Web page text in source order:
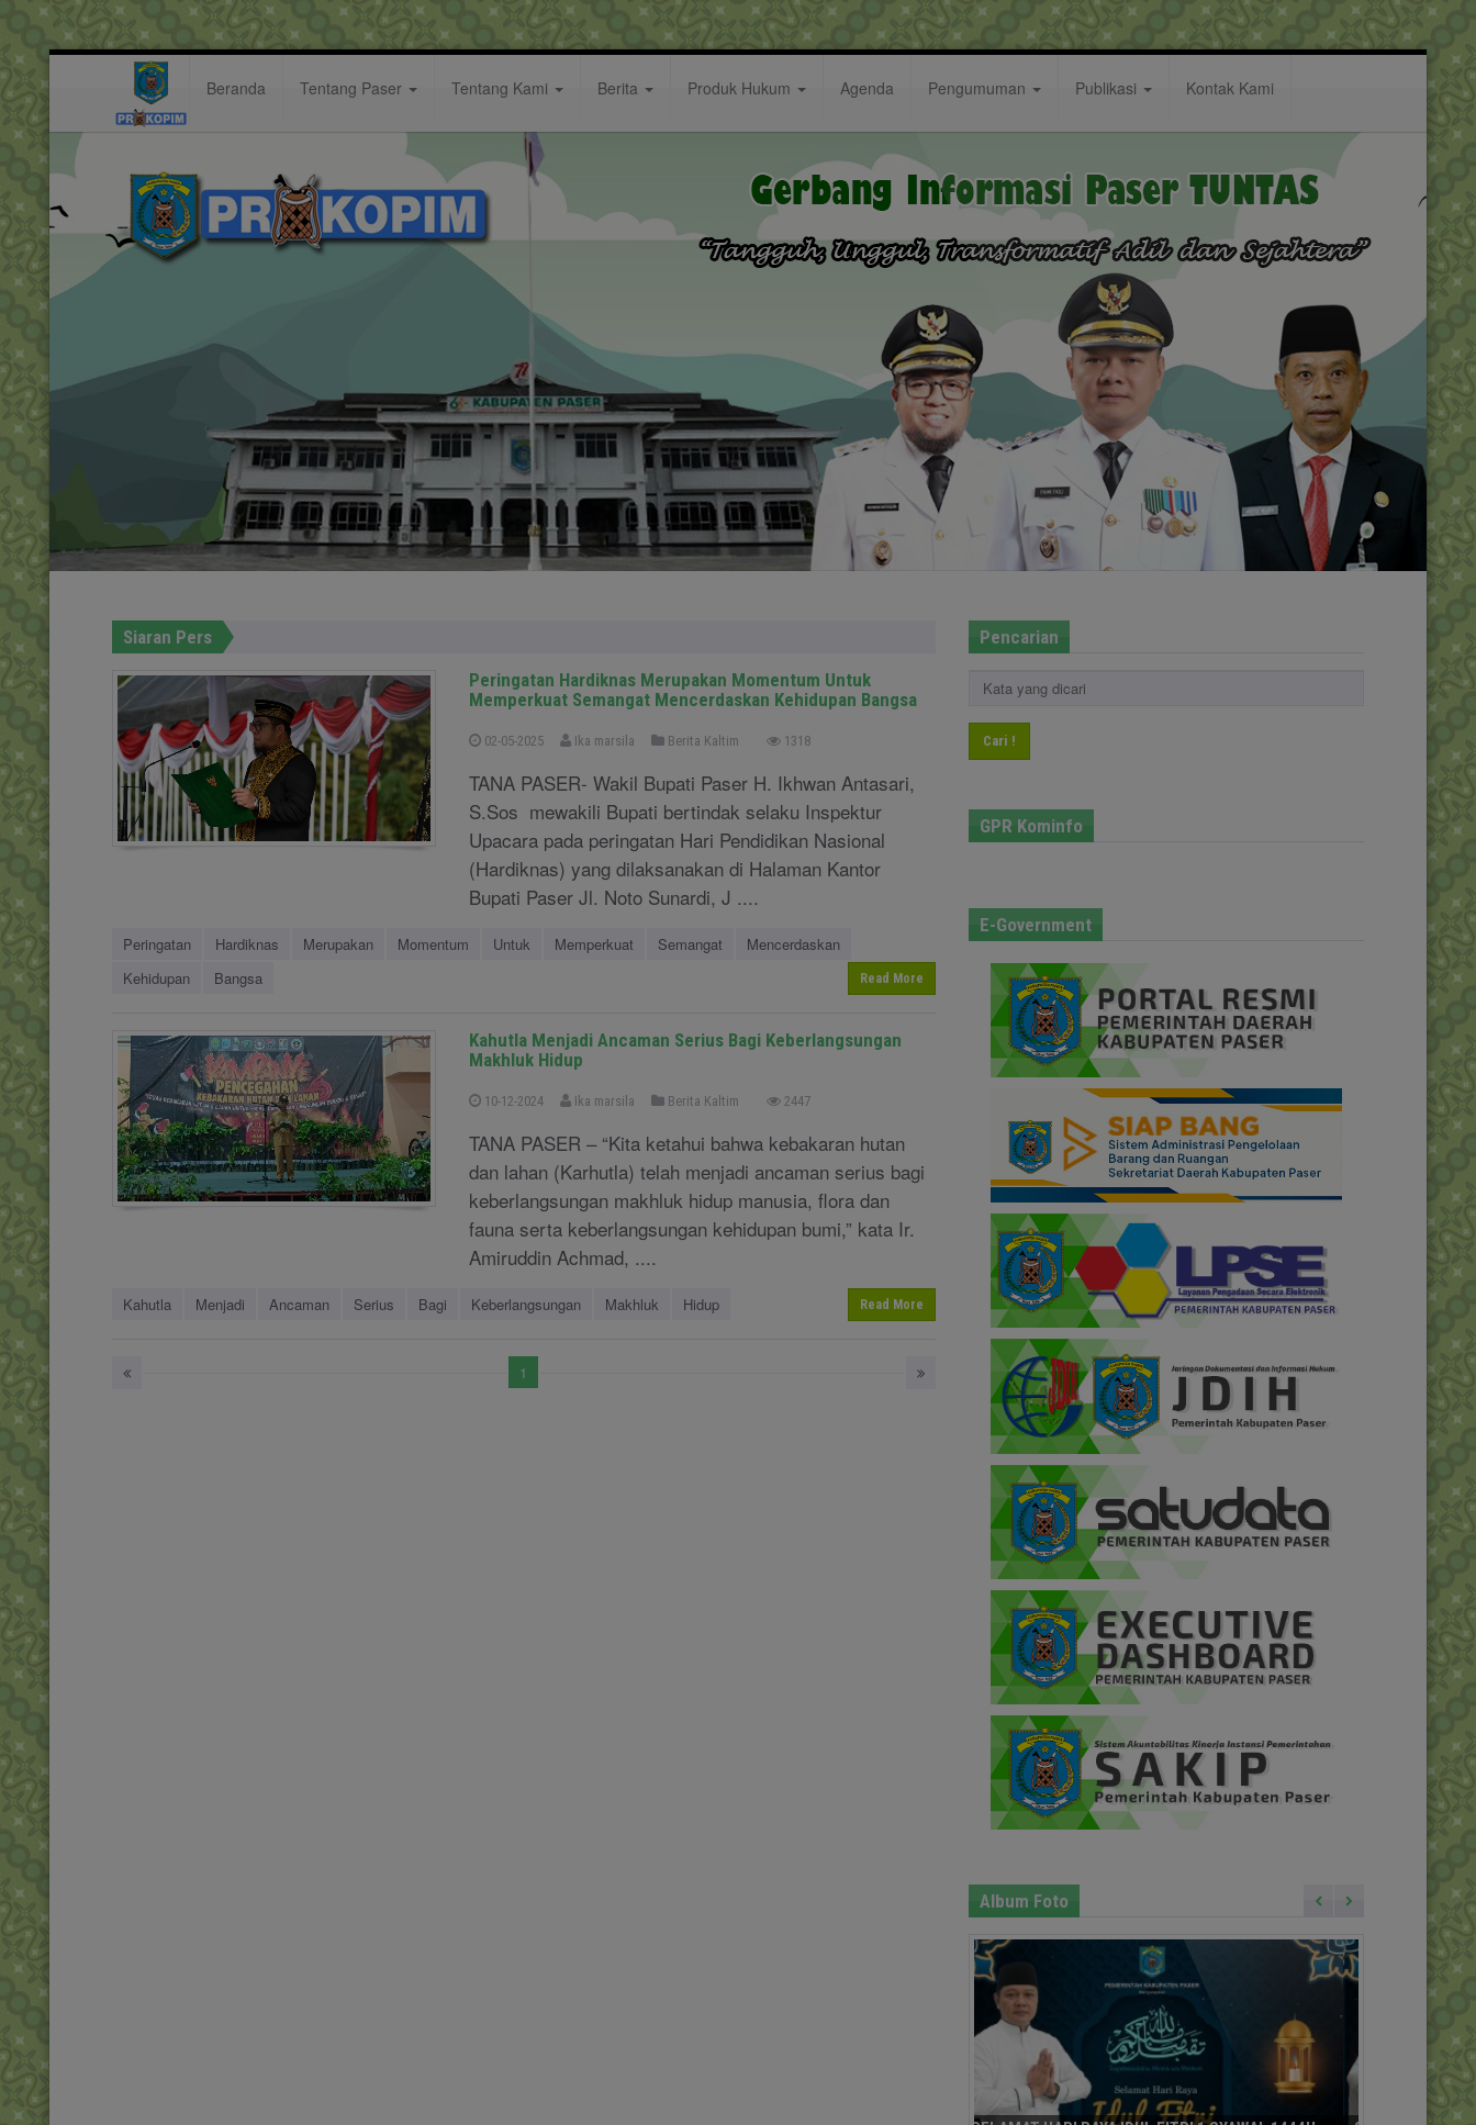
Beranda Tentang Paser Tentang Kami Berita Produk Hukum Agenda Pengumuman Publikasi Kontak Kami
Hastag:
Siaran Pers
Peringatan Hardiknas Merupakan Momentum Untuk
Memperkuat Semangat Mencerdaskan Kehidupan Bangsa
02-05-2025 Ika marsila Berita Kaltim 1318
TANA PASER- Wakil Bupati Paser H. Ikhwan Antasari,
S.Sos mewakili Bupati bertindak selaku Inspektur
Upacara pada peringatan Hari Pendidikan Nasional
(Hardiknas) yang dilaksanakan di Halaman Kantor
Bupati Paser Jl. Noto Sunardi, J ....
Peringatan Hardiknas Merupakan Momentum Untuk Memperkuat Semangat
Mencerdaskan
Kehidupan
Bangsa Read More
Kahutla Menjadi Ancaman Serius Bagi Keberlangsungan
Makhluk Hidup
10-12-2024 Ika marsila Berita Kaltim 2447
TANA PASER – “Kita ketahui bahwa kebakaran hutan
dan lahan (Karhutla) telah menjadi ancaman serius bagi
keberlangsungan makhluk hidup manusia, flora dan
fauna serta keberlangsungan kehidupan bumi,” kata Ir.
Amiruddin Achmad, ....
Kahutla Menjadi Ancaman Serius Bagi Keberlangsungan Makhluk Hidup Read More
1
Pencarian
Cari !
GPR Kominfo
E-Government
Album Foto